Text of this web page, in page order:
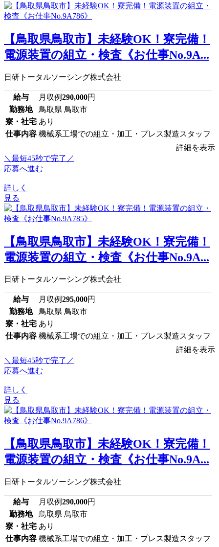
【鳥取県鳥取市】未経験OK！寮完備！
電源装置の組立・検査《お仕事No.9A...
日研トータルソーシング株式会社
給与 月収例290,000円
勤務地
鳥取県 鳥取市
寮・社宅 あり
仕事内容 機械系工場での組立・加工・プレス製造スタッフ
詳細を表示
＼最短45秒で完了／
応募へ進む
詳しく
見る
【鳥取県鳥取市】未経験OK！寮完備！
電源装置の組立・検査《お仕事No.9A...
日研トータルソーシング株式会社
給与 月収例295,000円
勤務地
鳥取県 鳥取市
寮・社宅 あり
仕事内容 機械系工場での組立・加工・プレス製造スタッフ
詳細を表示
＼最短45秒で完了／
応募へ進む
詳しく
見る
【鳥取県鳥取市】未経験OK！寮完備！
電源装置の組立・検査《お仕事No.9A...
日研トータルソーシング株式会社
給与 月収例290,000円
勤務地
鳥取県 鳥取市
寮・社宅 あり
仕事内容 機械系工場での組立・加工・プレス製造スタッフ